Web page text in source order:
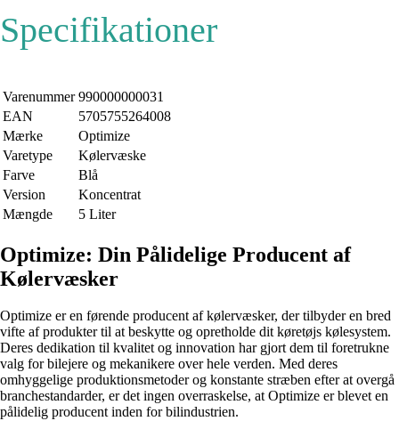
Specifikationer
Varenummer 990000000031
EAN
5705755264008
Mærke
Optimize
Varetype
Kølervæske
Farve
Blå
Version
Koncentrat
Mængde
5 Liter
Optimize: Din Pålidelige Producent af
Kølervæsker
Optimize er en førende producent af kølervæsker, der tilbyder en bred
vifte af produkter til at beskytte og opretholde dit køretøjs kølesystem.
Deres dedikation til kvalitet og innovation har gjort dem til foretrukne
valg for bilejere og mekanikere over hele verden. Med deres
omhyggelige produktionsmetoder og konstante stræben efter at overgå
branchestandarder, er det ingen overraskelse, at Optimize er blevet en
pålidelig producent inden for bilindustrien.